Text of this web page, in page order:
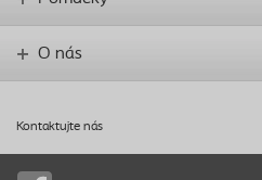
O nás
Kontaktujte nás